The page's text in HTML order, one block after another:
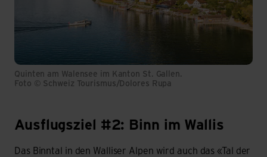
Quinten am Walensee im Kanton St. Gallen.
Foto © Schweiz Tourismus/Dolores Rupa
#2: Binn im Wallis – Klingt gut. Schmeckt gut.
Ausflugsziel #2: Binn im Wallis
Das Binntal in den Walliser Alpen wird auch das «Tal der